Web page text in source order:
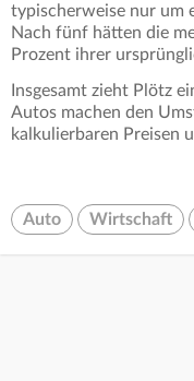
typischerweise nur um
Nach fünf hätten die
Prozent ihrer
Insgesamt zieht Plötz
Autos machen den
kalkulierbaren Preisen
Auto Wirtschaft